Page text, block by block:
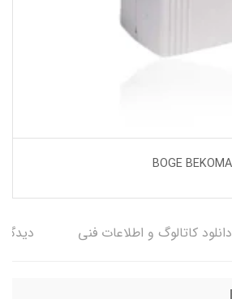
دانلود کاتالوگ و اطلاعات فنی